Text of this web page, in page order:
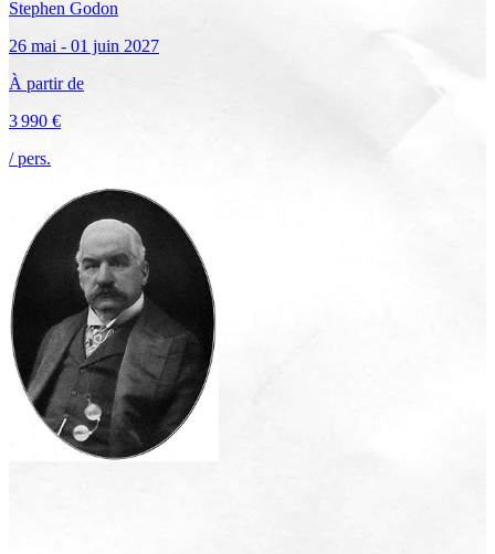
Stephen Godon
26 mai - 01 juin 2027
À partir de
3 990 €
/ pers.